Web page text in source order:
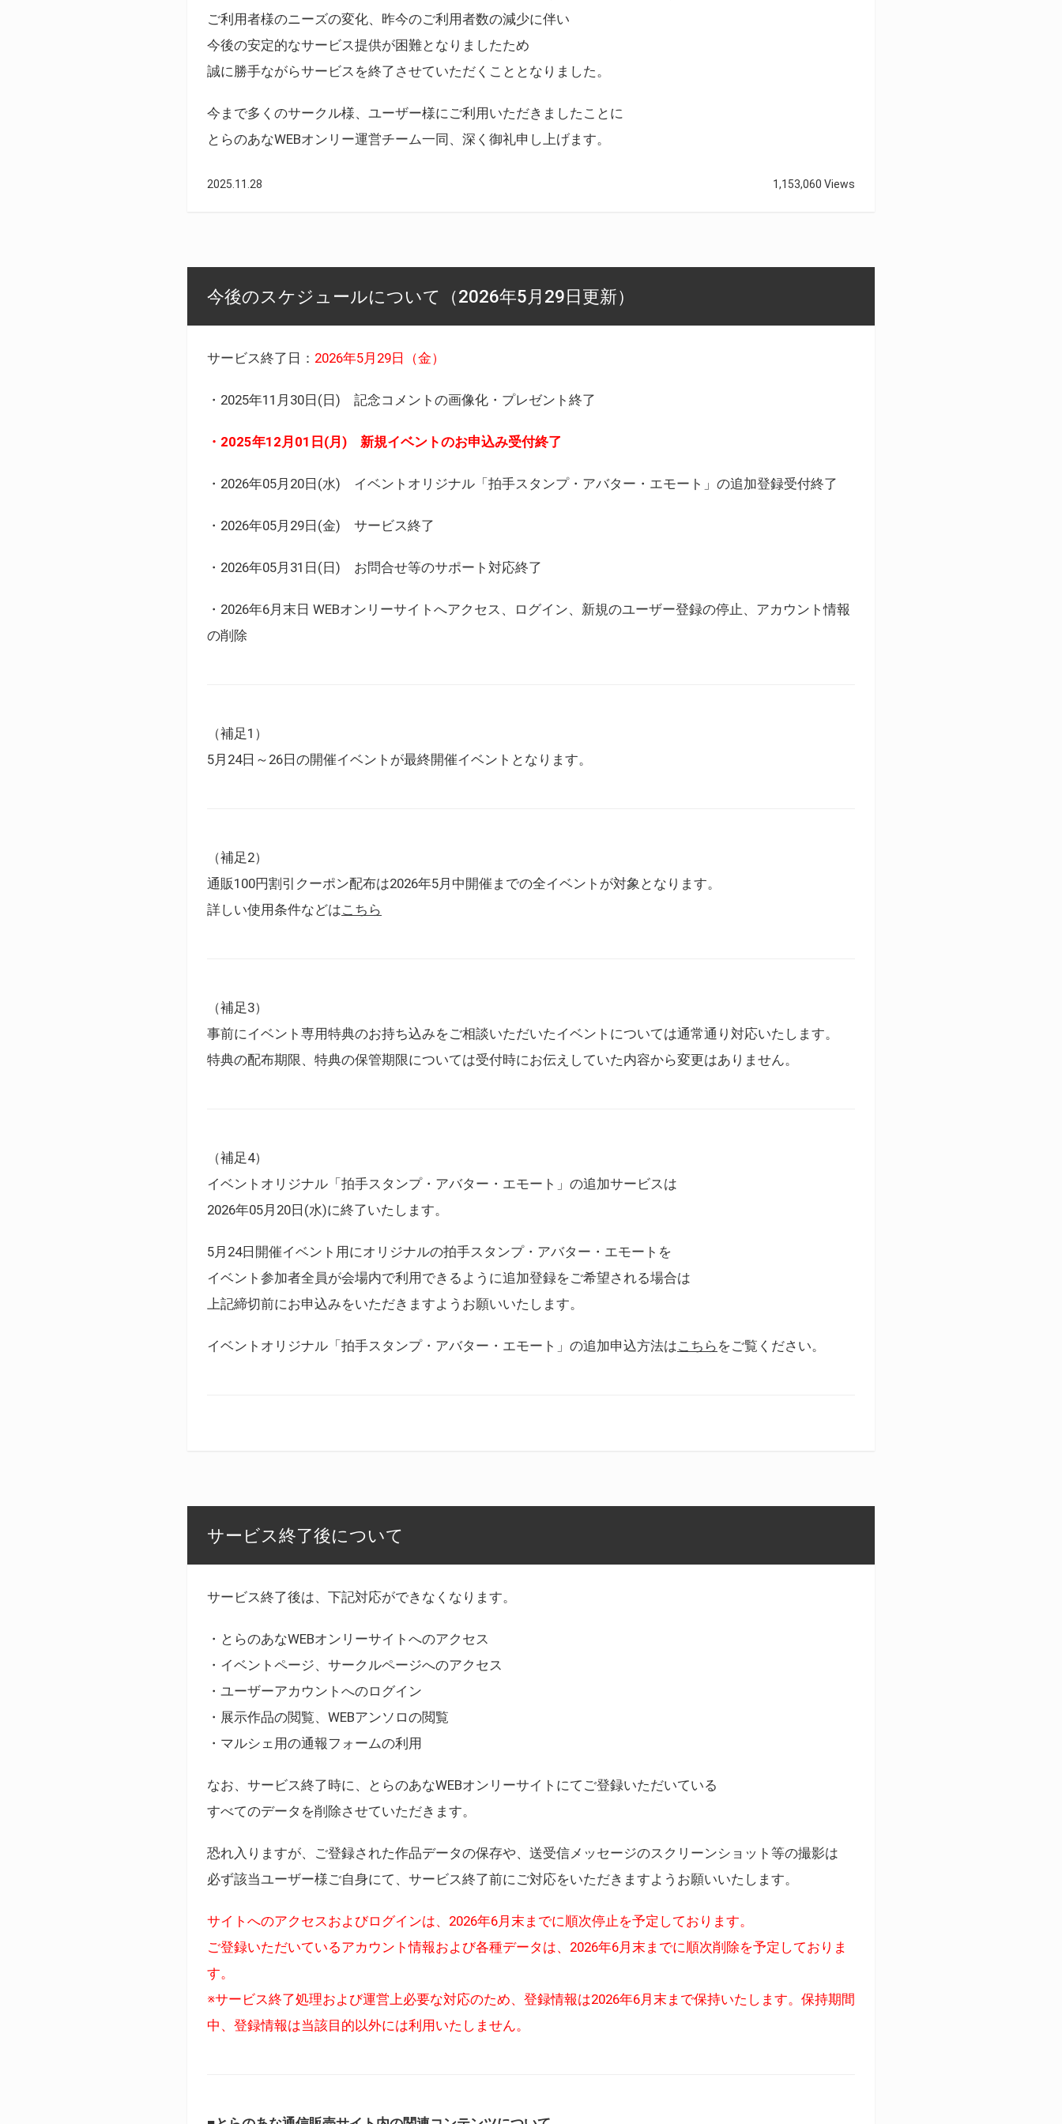
ご利用者様のニーズの変化、昨今のご利用者数の減少に伴い
今後の安定的なサービス提供が困難となりましたため
誠に勝手ながらサービスを終了させていただくこととなりました。
今まで多くのサークル様、ユーザー様にご利用いただきましたことに
とらのあなWEBオンリー運営チーム一同、深く御礼申し上げます。
2025.11.28 1,153,060 Views
今後のスケジュールについて（2026年5月29日更新）
サービス終了日： 2026年5月29日（金）
・2025年11月30日(日) 記念コメントの画像化・プレゼント終了
・2025年12月01日(月) 新規イベントのお申込み受付終了
・2026年05月20日(水) イベントオリジナル「拍手スタンプ・アバター・エモート」の追加登録受付終了
・2026年05月29日(金) サービス終了
・2026年05月31日(日) お問合せ等のサポート対応終了
・2026年6月末日 WEBオンリーサイトへアクセス、ログイン、新規のユーザー登録の停止、アカウント情報
の削除
（補足1）
5月24日～26日の開催イベントが最終開催イベントとなります。
（補足2）
通販100円割引クーポン配布は2026年5月中開催までの全イベントが対象となります。
詳しい使用条件などはこちら
（補足3）
事前にイベント専用特典のお持ち込みをご相談いただいたイベントについては通常通り対応いたします。
特典の配布期限、特典の保管期限については受付時にお伝えしていた内容から変更はありません。
（補足4）
イベントオリジナル「拍手スタンプ・アバター・エモート」の追加サービスは
2026年05月20日(水)に終了いたします。
5月24日開催イベント用にオリジナルの拍手スタンプ・アバター・エモートを
イベント参加者全員が会場内で利用できるように追加登録をご希望される場合は
上記締切前にお申込みをいただきますようお願いいたします。
イベントオリジナル「拍手スタンプ・アバター・エモート」の追加申込方法はこちら をご覧ください。
サービス終了後について
サービス終了後は、下記対応ができなくなります。
・とらのあなWEBオンリーサイトへのアクセス
・イベントページ、サークルページへのアクセス
・ユーザーアカウントへのログイン
・展示作品の閲覧、WEBアンソロの閲覧
・マルシェ用の通報フォームの利用
なお、サービス終了時に、とらのあなWEBオンリーサイトにてご登録いただいている
すべてのデータを削除させていただきます。
恐れ入りますが、ご登録された作品データの保存や、送受信メッセージのスクリーンショット等の撮影は
必ず該当ユーザー様ご自身にて、サービス終了前にご対応をいただきますようお願いいたします。
サイトへのアクセスおよびログインは、2026年6月末までに順次停止を予定しております。
ご登録いただいているアカウント情報および各種データは、2026年6月末までに順次削除を予定しておりま
す。
※サービス終了処理および運営上必要な対応のため、登録情報は2026年6月末まで保持いたします。保持期間
中、登録情報は当該目的以外には利用いたしません。